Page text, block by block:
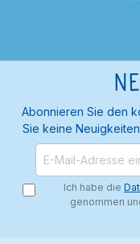
Abonnieren Sie den
Sie keine
Ich habe die
genommen